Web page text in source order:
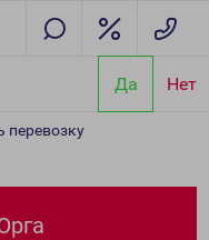
Да Нет
перевозку